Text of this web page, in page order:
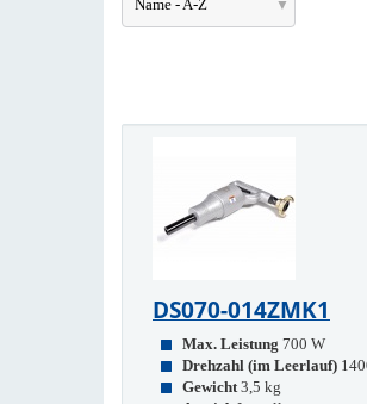
Name - A-Z
DS070-014ZMK1
Max. Leistung 700 W
Drehzahl (im Leerlauf)
Gewicht 3,5 kg